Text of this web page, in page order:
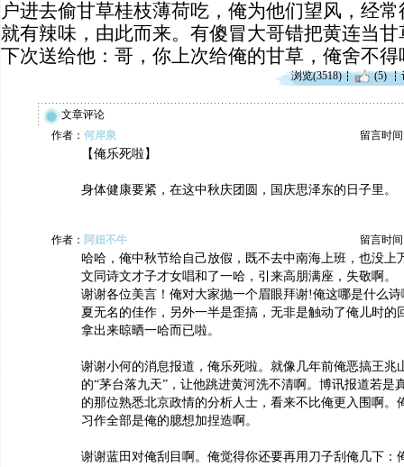
户进去偷甘草桂枝薄荷吃，俺为他们望风，经
就有辣味，由此而来。有傻冒大哥错把黄连当
下次送给他：哥，你上次给俺的甘草，俺舍不
浏览(3518) (5)
文章评论
作者： 何岸泉 留言时间
【俺乐死啦】
身体健康要紧，在这中秋庆团圆，国庆思泽东的日子里。
作者： 阿妞不牛 留言时间
哈哈，俺中秋节给自己放假，既不去中南海上班，也没上
文同诗文才子才女唱和了一哈，引来高朋满座，失敬啊。
谢谢各位美言！俺对大家抛一个眉眼拜谢!俺这哪是什么
夏无名的佳作，另外一半是歪搞，无非是触动了俺儿时的
拿出来晾晒一哈而已啦。
谢谢小何的消息报道，俺乐死啦。就像几年前俺恶搞王兆
的“茅台落九天”，让他跳进黄河洗不清啊。博讯报道若是
的那位熟悉北京政情的分析人士，看来不比俺更入围啊。
习作全部是俺的臆想加捏造啊。
谢谢蓝田对俺刮目啊。俺觉得你还要再用刀子刮俺几下：